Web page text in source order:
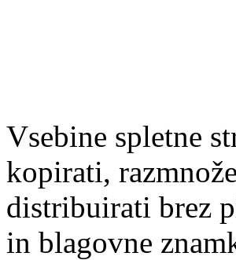
Vsebine spletne
kopirati,
distribuirati brez
in blagovne